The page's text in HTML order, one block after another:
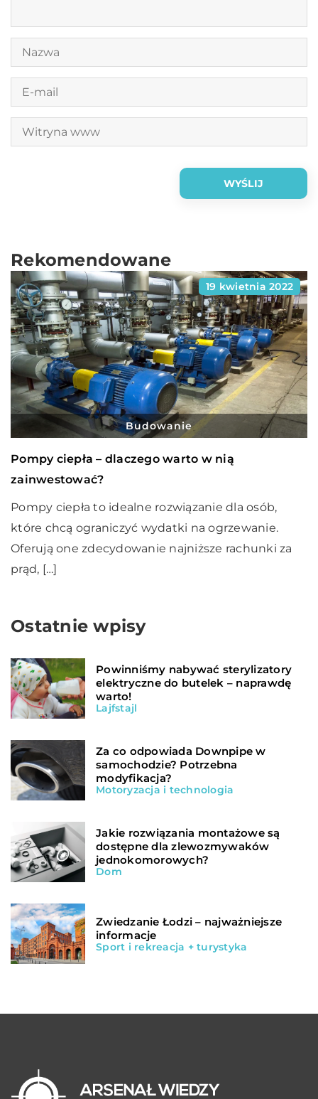
Rekomendowane
19 kwietnia 2022
Budowanie
Pompy ciepła – dlaczego warto w nią
zainwestować?
Pompy ciepła to idealne rozwiązanie dla osób,
które chcą ograniczyć wydatki na ogrzewanie.
Oferują one zdecydowanie najniższe rachunki za
prąd, […]
Ostatnie wpisy
Powinniśmy nabywać sterylizatory
elektryczne do butelek – naprawdę
warto!
Lajfstajl
Za co odpowiada Downpipe w
samochodzie? Potrzebna
modyfikacja?
Motoryzacja i technologia
Jakie rozwiązania montażowe są
dostępne dla zlewozmywaków
jednokomorowych?
Dom
Zwiedzanie Łodzi – najważniejsze
informacje
Sport i rekreacja + turystyka